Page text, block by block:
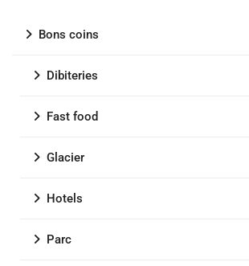
Bons coins
Dibiteries
Fast food
Glacier
Hotels
Parc